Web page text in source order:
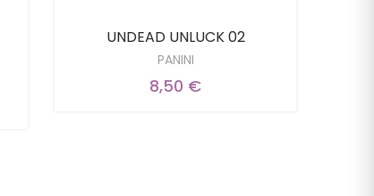
UNDEAD UNLUCK 02
PANINI
8,50 €